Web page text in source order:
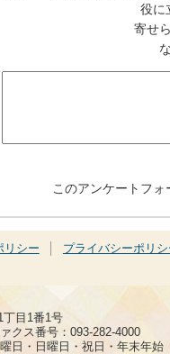
役に
寄せ
このアンケートフ
リシー プライバシーポリシ
丁目1番1号
クス番号：093-282-4000
・日曜日・祝日・年末年始